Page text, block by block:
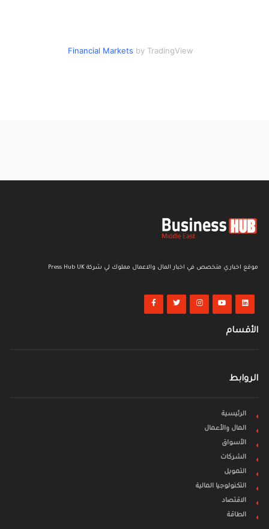
Financial Markets by TradingView
موقع اخباري متخصص في اخبار المال والاعمال مملوك لي شركة Press Hub UK
الأقسام
الروابط
الرئيسية
المال والأعمال
الأسواق
الشركات
التمويل
التكنولوجيا المالية
الاقتصاد
الطاقة